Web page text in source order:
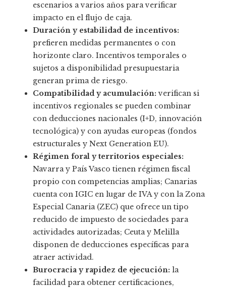
escenarios a varios años para verificar
impacto en el flujo de caja.
Duración y estabilidad de incentivos:
prefieren medidas permanentes o con
horizonte claro. Incentivos temporales o
sujetos a disponibilidad presupuestaria
generan prima de riesgo.
Compatibilidad y acumulación: verifican si
incentivos regionales se pueden combinar
con deducciones nacionales (I+D, innovación
tecnológica) y con ayudas europeas (fondos
estructurales y Next Generation EU).
Régimen foral y territorios especiales:
Navarra y País Vasco tienen régimen fiscal
propio con competencias amplias; Canarias
cuenta con IGIC en lugar de IVA y con la Zona
Especial Canaria (ZEC) que ofrece un tipo
reducido de impuesto de sociedades para
actividades autorizadas; Ceuta y Melilla
disponen de deducciones específicas para
atraer actividad.
Burocracia y rapidez de ejecución: la
facilidad para obtener certificaciones,